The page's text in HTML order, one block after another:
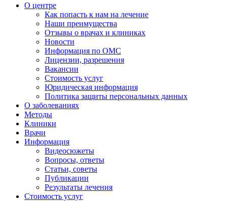
О центре
Как попасть к нам на лечение
Наши преимущества
Отзывы о врачах и клиниках
Новости
Информация по ОМС
Лицензии, разрешения
Вакансии
Стоимость услуг
Юридическая информация
Политика защиты персональных данных
О заболеваниях
Методы
Клиники
Врачи
Информация
Видеосюжеты
Вопросы, ответы
Статьи, советы
Публикации
Результаты лечения
Стоимость услуг